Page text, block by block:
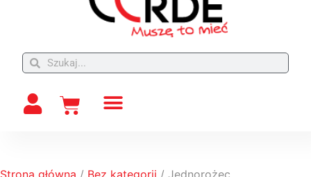
Strona główna / Bez kategorii / Jednorożec